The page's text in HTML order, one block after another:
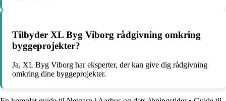
Tilbyder XL Byg Viborg rådgivning omkring
byggeprojekter?
Ja, XL Byg Viborg har eksperter, der kan give dig rådgivning
omkring dine byggeprojekter.